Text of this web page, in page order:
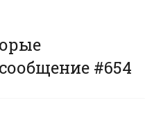
#654